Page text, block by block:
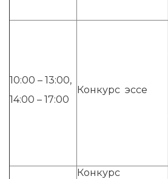
10:00 – 13:00,
14:00 – 17:00
Конкурс эссе
Конкурс